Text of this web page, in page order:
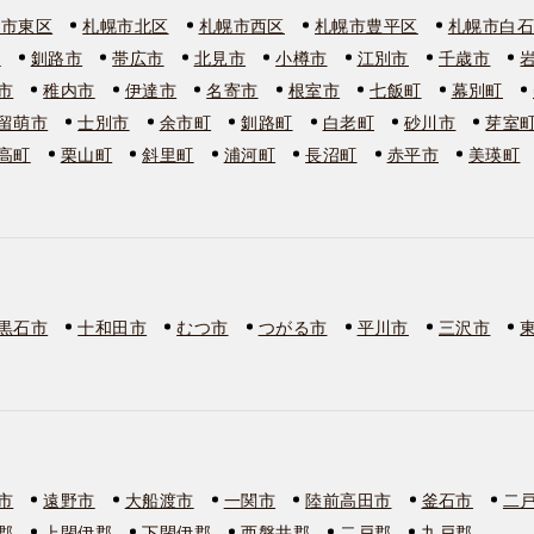
東区 札幌市北区 札幌市西区 札幌市豊平区
札幌市白
釧路市 帯広市 北見市 小樽市 江別市 千歳市
稚内市 伊達市 名寄市 根室市 七飯町 幕別町
萌市
士別市 余市町 釧路町 白老町 砂川市
芽室
町
栗山町 斜里町 浦河町 長沼町 赤平市 美瑛町
石市 十和田市 むつ市 つがる市 平川市 三沢市
遠野市 大船渡市 一関市 陸前高田市 釜石市
二